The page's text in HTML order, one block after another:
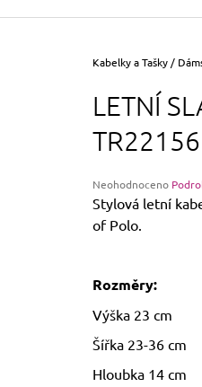
Domů
Kabelky a Tašky /
LETNÍ
TR22156
Průměrné
hodnocení
produktu
je
5
Neohodnoceno
Stylová letní
of Polo.
Rozměry:
Výška 23 cm
Šířka 23-36 cm
Hloubka 14 cm